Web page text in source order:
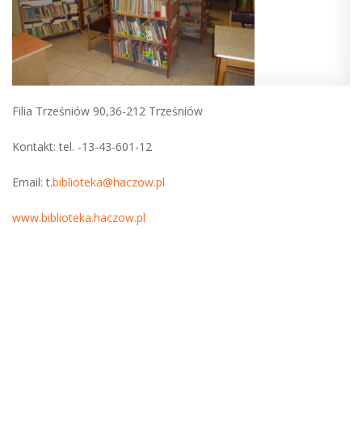
Filia Trześniów 90,36-212 Trześniów
Kontakt: tel. -13-43-601-12
Email: t.biblioteka@haczow.pl
www.biblioteka.haczow.pl